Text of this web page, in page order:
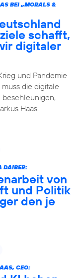
BEI „MORALS &
schafft,
digitaler
und Pandemie
die digitale
beschleunigen,
Haas.
DAIBER:
von
und Politik
den je
CEO: